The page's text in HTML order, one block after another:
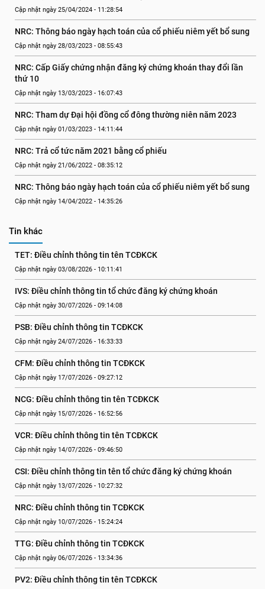
Cập nhật ngày 25/04/2024 - 11:28:54
NRC: Thông báo ngày hạch toán của cổ phiếu niêm yết bổ sung
Cập nhật ngày 28/03/2023 - 08:55:43
NRC: Cấp Giấy chứng nhận đăng ký chứng khoán thay đổi lần
thứ 10
Cập nhật ngày 13/03/2023 - 16:07:43
NRC: Tham dự Đại hội đồng cổ đông thường niên năm 2023
Cập nhật ngày 01/03/2023 - 14:11:44
NRC: Trả cổ tức năm 2021 bằng cổ phiếu
Cập nhật ngày 21/06/2022 - 08:35:12
NRC: Thông báo ngày hạch toán của cổ phiếu niêm yết bổ sung
Cập nhật ngày 14/04/2022 - 14:35:26
Tin khác
TET: Điều chỉnh thông tin tên TCĐKCK
Cập nhật ngày 03/08/2026 - 10:11:41
IVS: Điều chỉnh thông tin tổ chức đăng ký chứng khoán
Cập nhật ngày 30/07/2026 - 09:14:08
PSB: Điều chỉnh thông tin TCĐKCK
Cập nhật ngày 24/07/2026 - 16:33:33
CFM: Điều chỉnh thông tin TCĐKCK
Cập nhật ngày 17/07/2026 - 09:27:12
NCG: Điều chỉnh thông tin tên TCĐKCK
Cập nhật ngày 15/07/2026 - 16:52:56
VCR: Điều chỉnh thông tin tên TCĐKCK
Cập nhật ngày 14/07/2026 - 09:46:50
CSI: Điều chỉnh thông tin tên tổ chức đăng ký chứng khoán
Cập nhật ngày 13/07/2026 - 10:27:32
NRC: Điều chỉnh thông tin TCĐKCK
Cập nhật ngày 10/07/2026 - 15:24:24
TTG: Điều chỉnh thông tin TCĐKCK
Cập nhật ngày 06/07/2026 - 13:34:36
PV2: Điều chỉnh thông tin tên TCĐKCK